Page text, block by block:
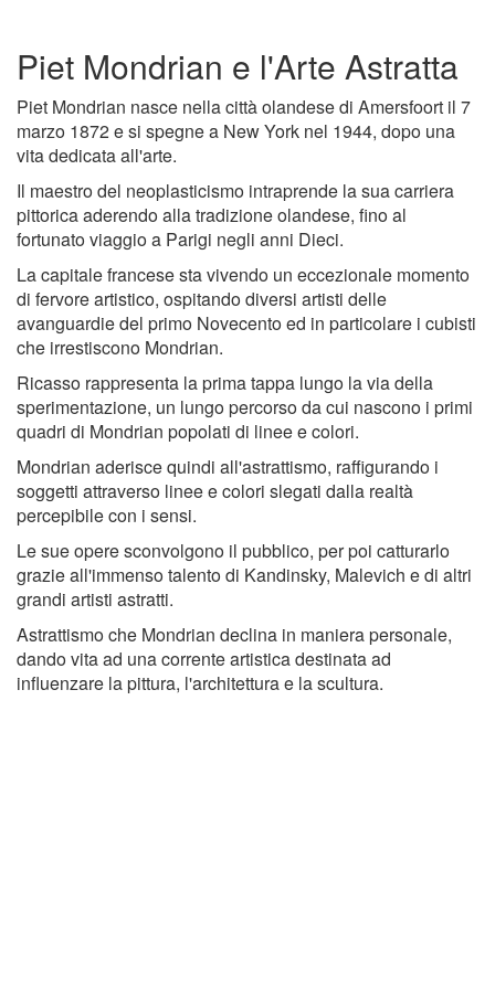
Piet Mondrian e l'Arte Astratta
Piet Mondrian nasce nella città olandese di Amersfoort il 7
marzo 1872 e si spegne a New York nel 1944, dopo una
vita dedicata all'arte.
Il maestro del neoplasticismo intraprende la sua carriera
pittorica aderendo alla tradizione olandese, fino al
fortunato viaggio a Parigi negli anni Dieci.
La capitale francese sta vivendo un eccezionale momento
di fervore artistico, ospitando diversi artisti delle
avanguardie del primo Novecento ed in particolare i cubisti
che irrestiscono Mondrian.
Ricasso rappresenta la prima tappa lungo la via della
sperimentazione, un lungo percorso da cui nascono i primi
quadri di Mondrian popolati di linee e colori.
Mondrian aderisce quindi all'astrattismo, raffigurando i
soggetti attraverso linee e colori slegati dalla realtà
percepibile con i sensi.
Le sue opere sconvolgono il pubblico, per poi catturarlo
grazie all'immenso talento di Kandinsky, Malevich e di altri
grandi artisti astratti.
Astrattismo che Mondrian declina in maniera personale,
dando vita ad una corrente artistica destinata ad
influenzare la pittura, l'architettura e la scultura.